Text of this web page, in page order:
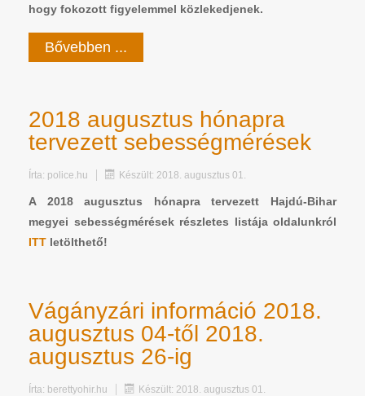
hogy fokozott figyelemmel közlekedjenek.
Bővebben ...
2018 augusztus hónapra
tervezett sebességmérések
Írta: police.hu Készült: 2018. augusztus 01.
A 2018 augusztus hónapra tervezett Hajdú-Bihar
megyei sebességmérések részletes listája oldalunkról
ITT letölthető!
Vágányzári információ 2018.
augusztus 04-től 2018.
augusztus 26-ig
Írta: berettyohir.hu Készült: 2018. augusztus 01.